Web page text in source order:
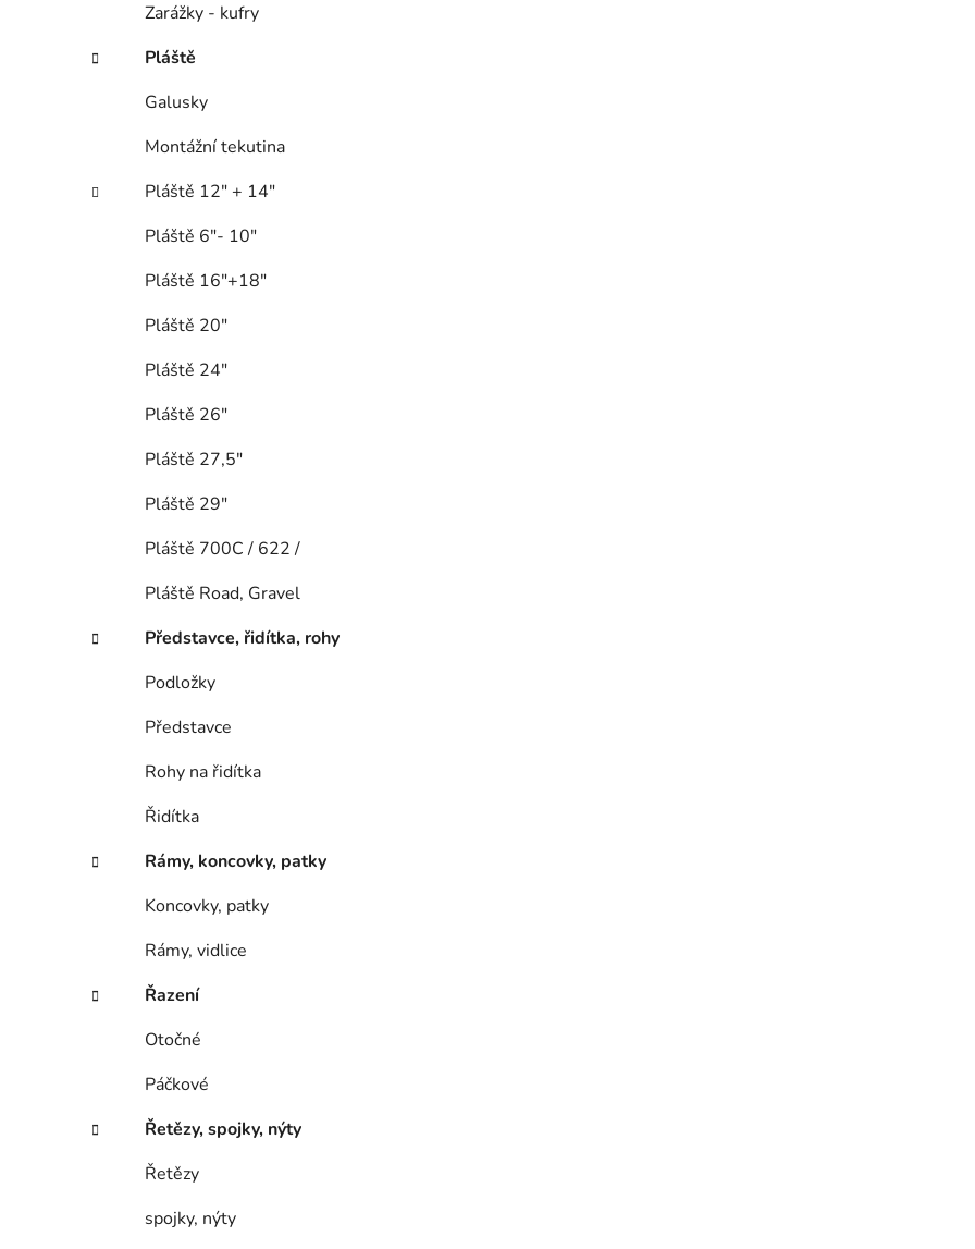
Zarážky - kufry
Pláště
Galusky
Montážní tekutina
Pláště 12" + 14"
Pláště 6"- 10"
Pláště 16"+18"
Pláště 20"
Pláště 24"
Pláště 26"
Pláště 27,5"
Pláště 29"
Pláště 700C / 622 /
Pláště Road, Gravel
Představce, řidítka, rohy
Podložky
Představce
Rohy na řidítka
Řidítka
Rámy, koncovky, patky
Koncovky, patky
Rámy, vidlice
Řazení
Otočné
Páčkové
Řetězy, spojky, nýty
Řetězy
spojky, nýty